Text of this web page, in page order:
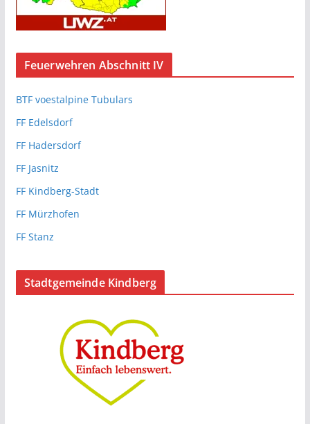
Feuerwehren Abschnitt IV
BTF voestalpine Tubulars
FF Edelsdorf
FF Hadersdorf
FF Jasnitz
FF Kindberg-Stadt
FF Mürzhofen
FF Stanz
Stadtgemeinde Kindberg